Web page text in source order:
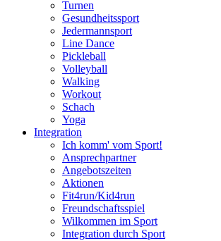
Turnen
Gesundheitssport
Jedermannsport
Line Dance
Pickleball
Volleyball
Walking
Workout
Schach
Yoga
Integration
Ich komm' vom Sport!
Ansprechpartner
Angebotszeiten
Aktionen
Fit4run/Kid4run
Freundschaftsspiel
Wilkommen im Sport
Integration durch Sport